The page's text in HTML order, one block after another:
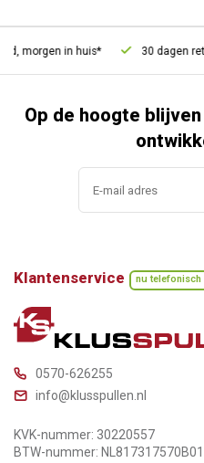
morgen in huis* 30 dagen
Op de hoogte
Klantenservice nu telefonisch
0570-626255
info@klusspullen.nl
KVK-nummer: 30220557
BTW-nummer: NL817317570B01